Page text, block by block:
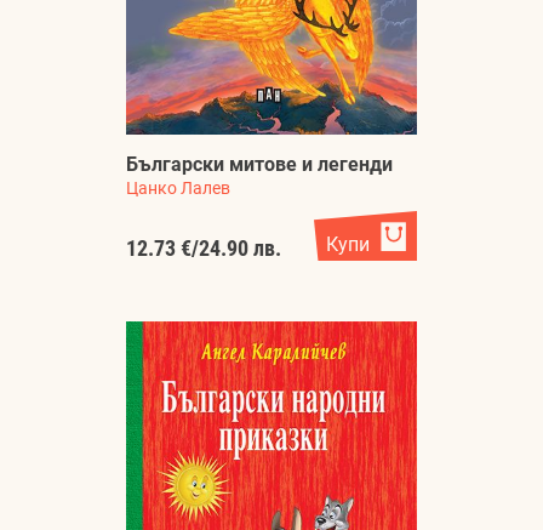
Български митове и легенди
Цанко Лалев
12.73 €/24.90 лв. Купи